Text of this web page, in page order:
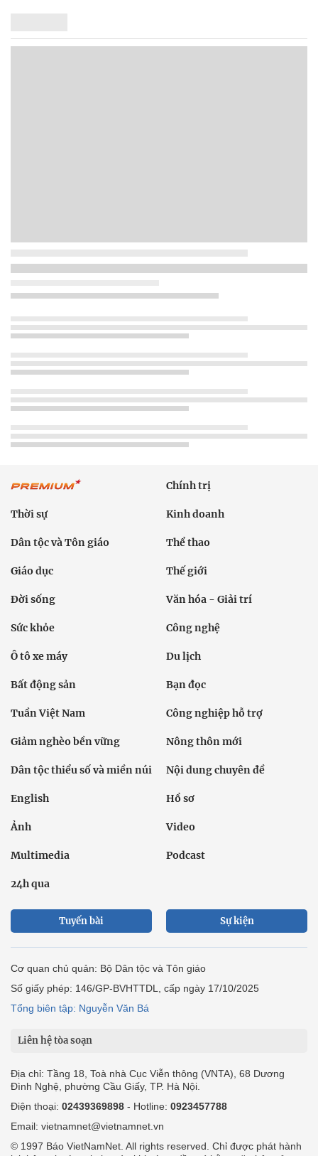
Chính trị
Thời sự Kinh doanh
Dân tộc và Tôn giáo Thể thao
Giáo dục Thế giới
Đời sống Văn hóa - Giải trí
Sức khỏe Công nghệ
Ô tô xe máy Du lịch
Bất động sản Bạn đọc
Tuần Việt Nam Công nghiệp hỗ trợ
Giảm nghèo bền vững Nông thôn mới
Dân tộc thiểu số và miền núi Nội dung chuyên đề
English Hồ sơ
Ảnh Video
Multimedia Podcast
24h qua
Tuyến bài Sự kiện
Cơ quan chủ quản: Bộ Dân tộc và Tôn giáo
Số giấy phép: 146/GP-BVHTTDL, cấp ngày 17/10/2025
Tổng biên tập: Nguyễn Văn Bá
Liên hệ tòa soạn
Địa chỉ: Tầng 18, Toà nhà Cục Viễn thông (VNTA), 68 Dương
Đình Nghệ, phường Cầu Giấy, TP. Hà Nội.
Điện thoại: 02439369898 - Hotline: 0923457788
Email: vietnamnet@vietnamnet.vn
© 1997 Báo VietNamNet. All rights reserved. Chỉ được phát hành